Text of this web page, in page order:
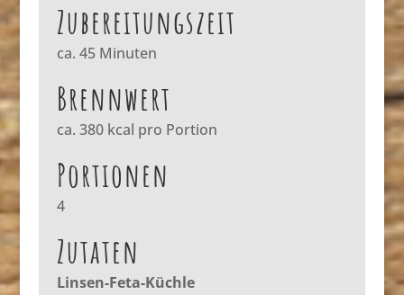
Zubereitungszeit
ca. 45 Minuten
Brennwert
ca. 380 kcal pro Portion
Portionen
4
Zutaten
Linsen-Feta-Küchle